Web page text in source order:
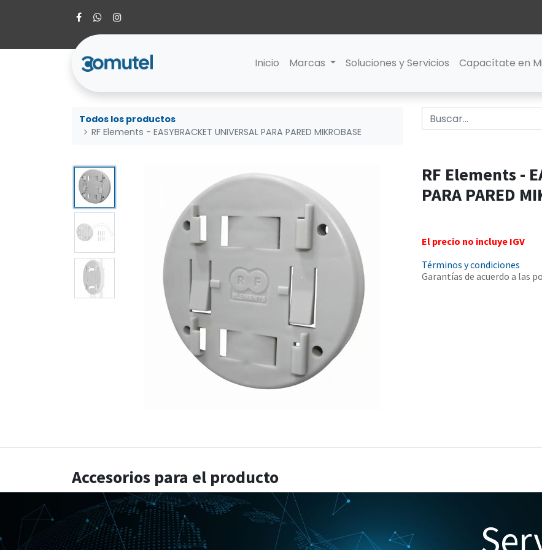
Inicio Marcas Soluciones y Servicios Capacítate en
Todos los productos
RF Elements - EASYBRACKET UNIVERSAL PARA PARED MIKROBASE
RF Elements -
PARA PARED
El precio no incluye IGV
Términos y condiciones
Garantías de acuerdo a las
Accesorios para el producto